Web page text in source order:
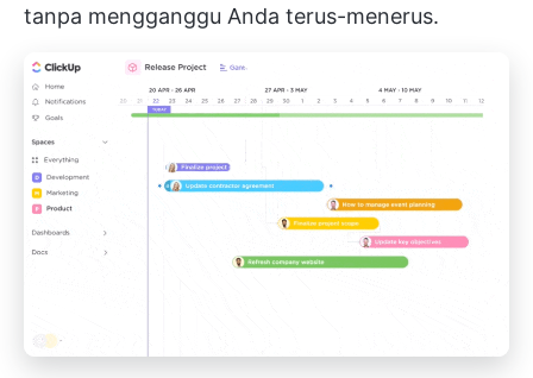
tanpa mengganggu Anda terus-menerus.